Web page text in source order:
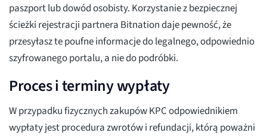
paszport lub dowód osobisty. Korzystanie z bezpiecznej
ścieżki rejestracji partnera Bitnation daje pewność, że
przesyłasz te poufne informacje do legalnego, odpowiednio
szyfrowanego portalu, a nie do podróbki.
Proces i terminy wypłaty
W przypadku fizycznych zakupów KPC odpowiednikiem
wypłaty jest procedura zwrotów i refundacji, którą poważni